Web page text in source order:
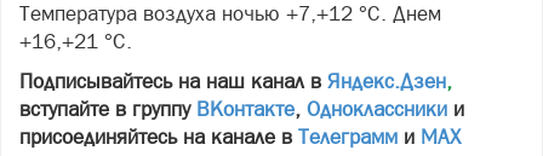
Температура воздуха ночью +7,+12 °С. Днем
+16,+21 °С.
Подписывайтесь на наш канал в Яндекс.Дзен,
вступайте в группу ВКонтакте, Одноклассники и
присоединяйтесь на канале в Телеграмм и МАХ